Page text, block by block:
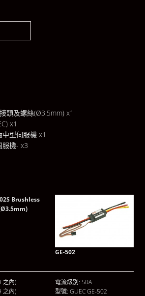
頭及螺絲(Ø3.5mm) x1
x1
型伺服機 x1
服機- x3
GE-502
之內)
之內)
電流級別: 50A
型號: GUEC GE-502